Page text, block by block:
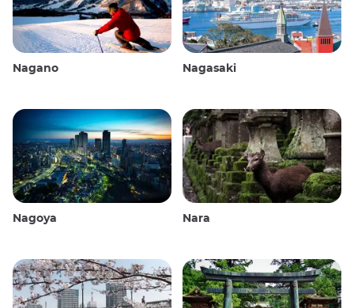
Nagano Nagasaki
Nagoya Nara